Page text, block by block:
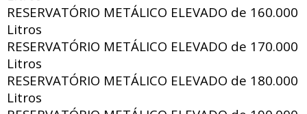
RESERVATÓRIO METÁLICO ELEVADO de 160.000
Litros
RESERVATÓRIO METÁLICO ELEVADO de 170.000
Litros
RESERVATÓRIO METÁLICO ELEVADO de 180.000
Litros